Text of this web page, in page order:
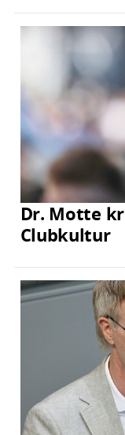
Dr. Motte
Clubkultur